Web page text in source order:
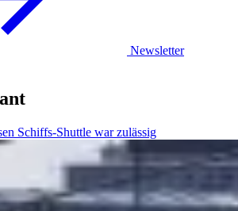
Newsletter
Schiffs-Shuttle war zulässig